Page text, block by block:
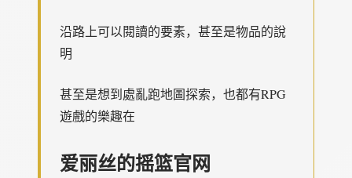
沿路上可以閱讀的要素，甚至是物品的說
明
甚至是想到處亂跑地圖探索，也都有RPG
遊戲的樂趣在
爱丽丝的摇篮官网